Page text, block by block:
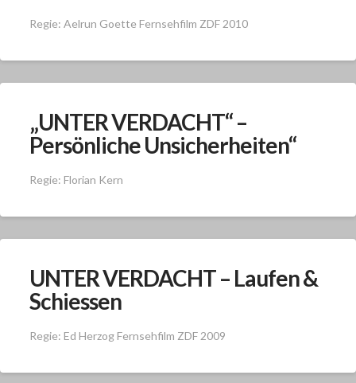
Regie: Aelrun Goette Fernsehfilm ZDF 2010
„UNTER VERDACHT“ –
Persönliche Unsicherheiten“
Regie: Florian Kern
UNTER VERDACHT – Laufen &
Schiessen
Regie: Ed Herzog Fernsehfilm ZDF 2009